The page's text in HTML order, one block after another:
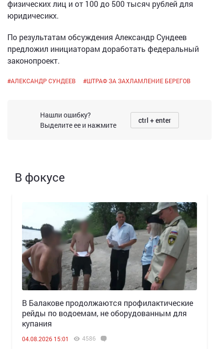
физических лиц и от 100 до 500 тысяч рублей для
юридичесикх.
По результатам обсуждения Александр Сундеев
предложил инициаторам доработать федеральный
законопроект.
#АЛЕКСАНДР СУНДЕЕВ #ШТРАФ ЗА ЗАХЛАМЛЕНИЕ БЕРЕГОВ
Нашли ошибку?
Выделите ее и нажмите
ctrl + enter
В фокусе
В Балакове продолжаются профилактические
рейды по водоемам, не оборудованным для
купания
04.08.2026 15:01 4586